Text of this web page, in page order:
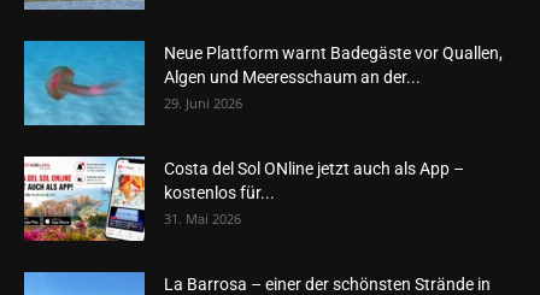
Neue Plattform warnt Badegäste vor Quallen,
Algen und Meeresschaum an der...
29. Juni 2026
Costa del Sol ONline jetzt auch als App –
kostenlos für...
31. Mai 2026
La Barrosa – einer der schönsten Strände in